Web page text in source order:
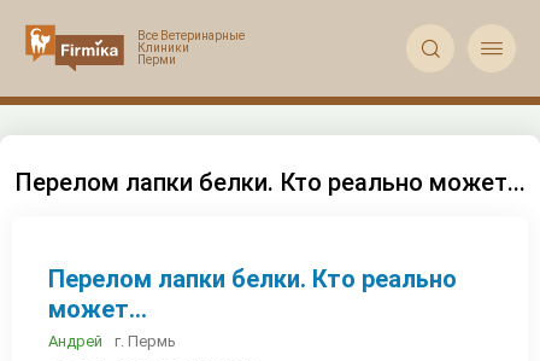
 
Перелом лапки белки. Кто реально может...
Перелом лапки белки. Кто реально
может...
Андрей г. Пермь